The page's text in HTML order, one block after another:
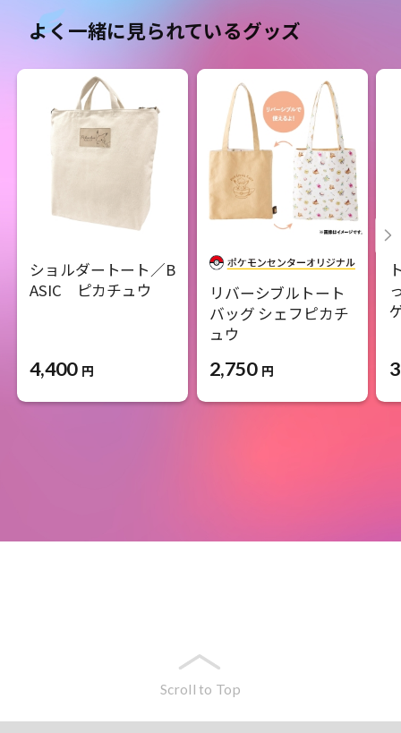
よく一緒に見られているグッズ
ショルダートート／B
ASIC ピカチュウ
4,400 円
リバーシブルトート
バッグ シェフピカチ
ュウ
2,750 円
Scroll to Top